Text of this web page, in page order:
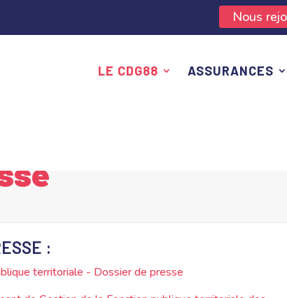
Nous
LE CDG88 ASSURANCES
:
territoriale - Dossier de presse